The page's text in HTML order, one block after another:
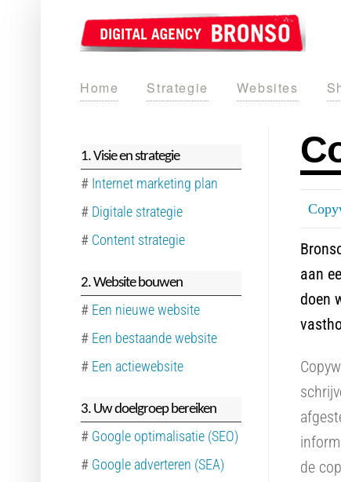
Home Strategie Websites
aan
doen
de
1. Visie en strategie
# Internet marketing plan
# Digitale strategie
# Content strategie
2. Website bouwen
# Een nieuwe website
# Een bestaande website
# Een actiewebsite
3. Uw doelgroep bereiken
# Google optimalisatie (SEO)
# Google adverteren (SEA)